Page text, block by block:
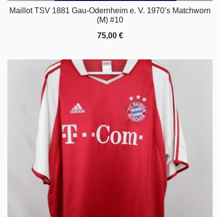
Maillot TSV 1881 Gau-Odernheim e. V. 1970’s Matchworn
(M) #10
75,00 €